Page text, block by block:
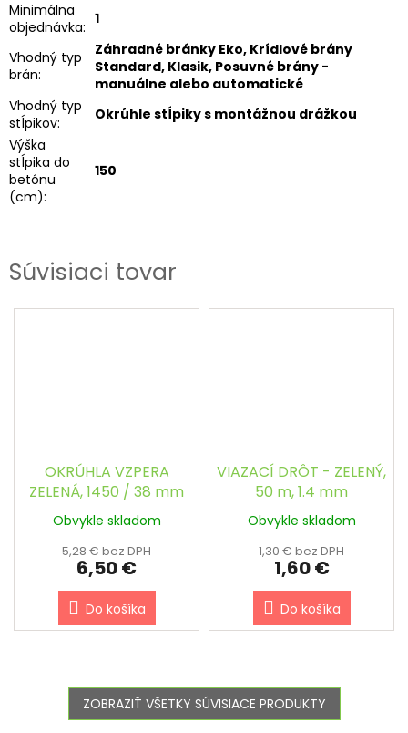
Minimálna
objednávka: 1
Vhodný typ
brán:
Záhradné bránky Eko, Krídlové brány
Standard, Klasik, Posuvné brány -
manuálne alebo automatické
Vhodný typ
stĺpikov:
Okrúhle stĺpiky s montážnou drážkou
Výška
stĺpika do
betónu
(cm):
150
Súvisiaci tovar
OKRÚHLA VZPERA
ZELENÁ, 1450 / 38 mm
Obvykle skladom
5,28 € bez DPH
6,50 €
Do košíka
VIAZACÍ DRÔT - ZELENÝ,
50 m, 1.4 mm
Obvykle skladom
1,30 € bez DPH
1,60 €
Do košíka
ZOBRAZIŤ VŠETKY SÚVISIACE PRODUKTY